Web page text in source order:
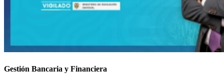
Gestión Bancaria y Financiera